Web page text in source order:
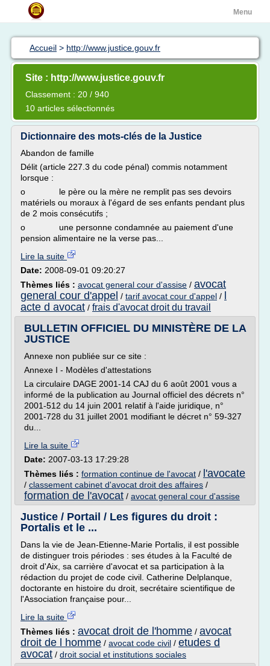
Menu
Accueil > http://www.justice.gouv.fr
Site : http://www.justice.gouv.fr
Classement : 20 / 940
10 articles sélectionnés
Dictionnaire des mots-clés de la Justice
Abandon de famille
Délit (article 227.3 du code pénal) commis notamment
lorsque :
o le père ou la mère ne remplit pas ses devoirs
matériels ou moraux à l'égard de ses enfants pendant plus
de 2 mois consécutifs ;
o une personne condamnée au paiement d'une
pension alimentaire ne la verse pas...
Lire la suite
Date: 2008-09-01 09:20:27
Thèmes liés : avocat general cour d'assise / avocat
general cour d'appel / tarif avocat cour d'appel /
acte d avocat / frais d'avocat droit du travail
BULLETIN OFFICIEL DU MINISTÈRE DE LA
JUSTICE
Annexe non publiée sur ce site :
Annexe I - Modèles d'attestations
La circulaire DAGE 2001-14 CAJ du 6 août 2001 vous a
informé de la publication au Journal officiel des décrets n°
2001-512 du 14 juin 2001 relatif à l'aide juridique, n°
2001-728 du 31 juillet 2001 modifiant le décret n° 59-327
du...
Lire la suite
Date: 2007-03-13 17:29:28
Thèmes liés : formation continue de l'avocat / l'avocate
/ classement cabinet d'avocat droit des affaires /
formation de l'avocat / avocat general cour d'assise
Justice / Portail / Les figures du droit :
Portalis et le ...
Dans la vie de Jean-Etienne-Marie Portalis, il est possible
de distinguer trois périodes : ses études à la Faculté de
droit d'Aix, sa carrière d'avocat et sa participation à la
rédaction du projet de code civil. Catherine Delplanque,
doctorante en histoire du droit, secrétaire scientifique de
l'Association française pour...
Lire la suite
Thèmes liés : avocat droit de l'homme / avocat
droit de l homme / avocat code civil / etudes d
avocat / droit social et institutions sociales